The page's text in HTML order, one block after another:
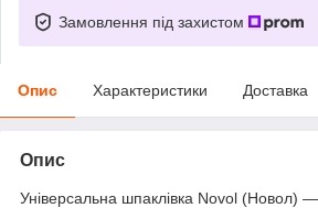
Замовлення під захистом
Опис Характеристики Доставка
Опис
Універсальна шпаклівка Novol (Новол) —